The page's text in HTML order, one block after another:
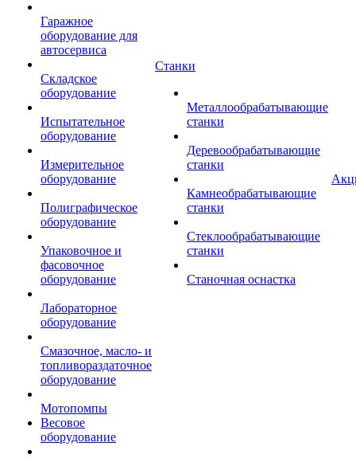
Гаражное
оборудование для
автосервиса
Складское
оборудование
Испытательное
оборудование
Измерительное
оборудование
Полиграфическое
оборудование
Упаковочное и
фасовочное
оборудование
Лабораторное
оборудование
Смазочное, масло- и
топливораздаточное
оборудование
Мотопомпы
Весовое
оборудование
Станки
Металлообрабатывающие
станки
Деревообрабатывающие
станки
Камнеобрабатывающие
станки
Стеклообрабатывающие
станки
Станочная оснастка